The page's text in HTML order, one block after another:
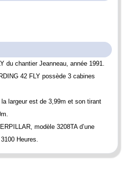
du chantier Jeanneau, année 1991.
42 FLY possède 3 cabines
largeur est de 3,99m et son tirant
modèle 3208TA d’une
Heures.